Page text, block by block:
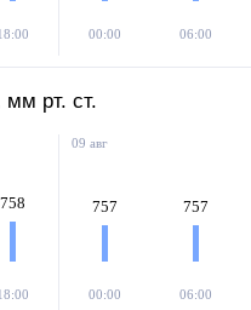
00:00 06:00
рт. ст.
758
09 авг
757
00:00
757
06:00